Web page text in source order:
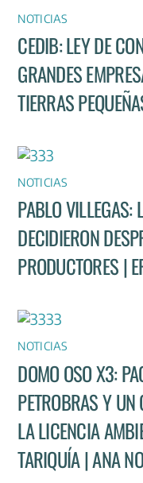
NOTICIAS
CEDIB: LEY DE
GRANDES
TIERRAS
NOTICIAS
PABLO VILLEGAS:
DECIDIERON
PRODUCTORES |
NOTICIAS
DOMO OSO X3:
PETROBRAS Y
LA LICENCIA
TARIQUÍA | ANA